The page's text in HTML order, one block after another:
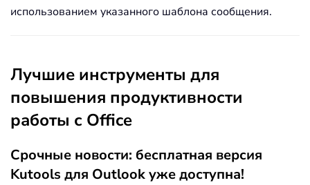
использованием указанного шаблона сообщения.
Лучшие инструменты для
повышения продуктивности
работы с Office
Срочные новости: бесплатная версия
Kutools для Outlook уже доступна!